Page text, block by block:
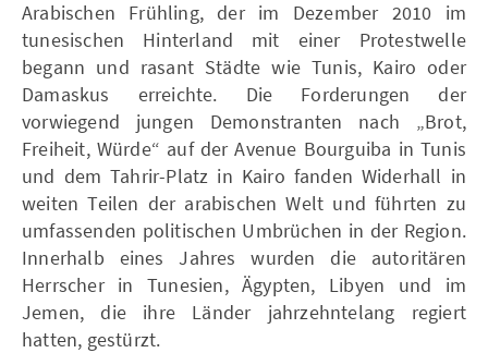
Arabischen Frühling, der im Dezember 2010 im
tunesischen Hinterland mit einer Protestwelle
begann und rasant Städte wie Tunis, Kairo oder
Damaskus erreichte. Die Forderungen der
vorwiegend jungen Demonstranten nach „Brot,
Freiheit, Würde“ auf der Avenue Bourguiba in Tunis
und dem Tahrir-Platz in Kairo fanden Widerhall in
weiten Teilen der arabischen Welt und führten zu
umfassenden politischen Umbrüchen in der Region.
Innerhalb eines Jahres wurden die autoritären
Herrscher in Tunesien, Ägypten, Libyen und im
Jemen, die ihre Länder jahrzehntelang regiert
hatten, gestürzt.